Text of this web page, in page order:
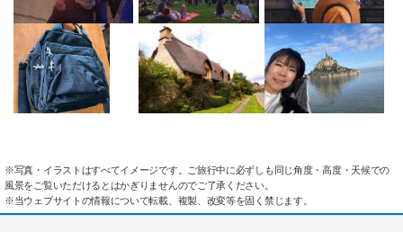
※写真・イラストはすべてイメージです。ご旅行中に必ずしも同じ角度・高度・天候での
風景をご覧いただけるとはかぎりませんのでご了承ください。
※当ウェブサイトの情報について転載、複製、改変等を固く禁じます。